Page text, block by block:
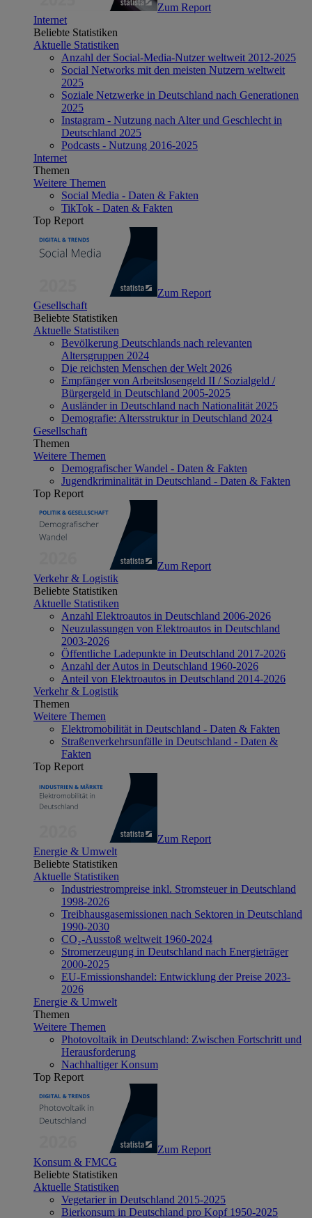
Zum Report
Internet
Beliebte Statistiken
Aktuelle Statistiken
Anzahl der Social-Media-Nutzer weltweit 2012-2025
Social Networks mit den meisten Nutzern weltweit
2025
Soziale Netzwerke in Deutschland nach Generationen
2025
Instagram - Nutzung nach Alter und Geschlecht in
Deutschland 2025
Podcasts - Nutzung 2016-2025
Internet
Themen
Weitere Themen
Social Media - Daten & Fakten
TikTok - Daten & Fakten
Top Report
Zum Report
Gesellschaft
Beliebte Statistiken
Aktuelle Statistiken
Bevölkerung Deutschlands nach relevanten
Altersgruppen 2024
Die reichsten Menschen der Welt 2026
Empfänger von Arbeitslosengeld II / Sozialgeld /
Bürgergeld in Deutschland 2005-2025
Ausländer in Deutschland nach Nationalität 2025
Demografie: Altersstruktur in Deutschland 2024
Gesellschaft
Themen
Weitere Themen
Demografischer Wandel - Daten & Fakten
Jugendkriminalität in Deutschland - Daten & Fakten
Top Report
Zum Report
Verkehr & Logistik
Beliebte Statistiken
Aktuelle Statistiken
Anzahl Elektroautos in Deutschland 2006-2026
Neuzulassungen von Elektroautos in Deutschland
2003-2026
Öffentliche Ladepunkte in Deutschland 2017-2026
Anzahl der Autos in Deutschland 1960-2026
Anteil von Elektroautos in Deutschland 2014-2026
Verkehr & Logistik
Themen
Weitere Themen
Elektromobilität in Deutschland - Daten & Fakten
Straßenverkehrsunfälle in Deutschland - Daten &
Fakten
Top Report
Zum Report
Energie & Umwelt
Beliebte Statistiken
Aktuelle Statistiken
Industriestrompreise inkl. Stromsteuer in Deutschland
1998-2026
Treibhausgasemissionen nach Sektoren in Deutschland
1990-2030
CO₂-Ausstoß weltweit 1960-2024
Stromerzeugung in Deutschland nach Energieträger
2000-2025
EU-Emissionshandel: Entwicklung der Preise 2023-
2026
Energie & Umwelt
Themen
Weitere Themen
Photovoltaik in Deutschland: Zwischen Fortschritt und
Herausforderung
Nachhaltiger Konsum
Top Report
Zum Report
Konsum & FMCG
Beliebte Statistiken
Aktuelle Statistiken
Vegetarier in Deutschland 2015-2025
Bierkonsum in Deutschland pro Kopf 1950-2025